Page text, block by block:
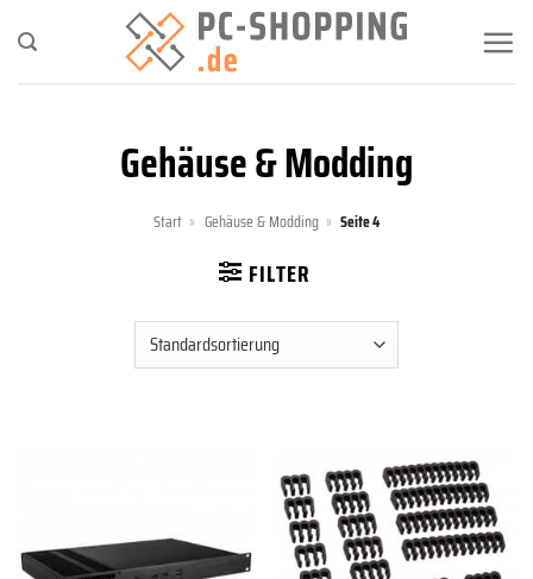
Inhalt
springen
Gehäuse & Modding
Start » Gehäuse & Modding » Seite 4
FILTER